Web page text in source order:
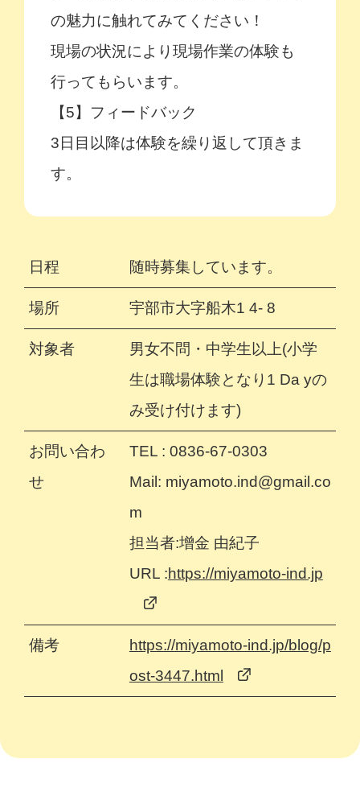
の魅力に触れてみてください！
現場の状況により現場作業の体験も
行ってもらいます。
【5】フィードバック
3日目以降は体験を繰り返して頂きま
す。
日程 随時募集しています。
場所 宇部市大字船木1 4- 8
対象者
男女不問・中学生以上(小学
生は職場体験となり1 Da yの
み受け付けます)
お問い合わ
せ
TEL : 0836-67-0303
Mail: miyamoto.ind@gmail.co
m
担当者:增金 由紀子
URL :https://miyamoto-ind.jp
備考
https://miyamoto-ind.jp/blog/p
ost-3447.html